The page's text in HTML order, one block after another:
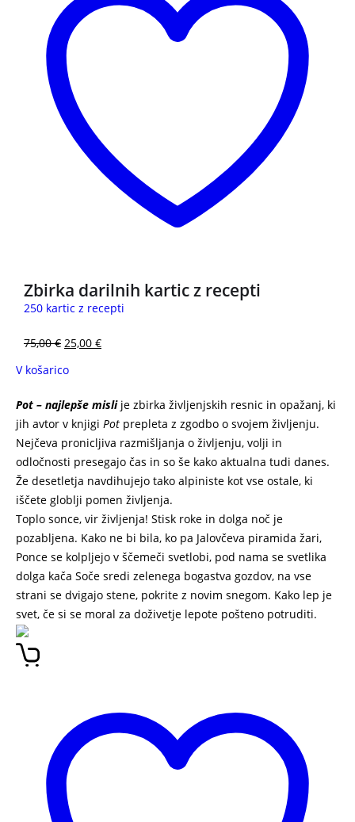
Zbirka darilnih kartic z recepti
250 kartic z recepti
75,00€ 25,00 €
V košarico
Pot – najlepše mislije zbirka življenjskih resnic in opažanj, ki
jih avtor v knjigi Pot prepleta z zgodbo o svojem življenju.
Nejčeva pronicljiva razmišljanja o življenju, volji in
odločnosti presegajo čas in so še kako aktualna tudi danes.
Že desetletja navdihujejo tako alpiniste kot vse ostale, ki
iščete globlji pomen življenja.
Toplo sonce, vir življenja! Stisk roke in dolga noč je
pozabljena. Kako ne bi bila, ko pa Jalovčeva piramida žari,
Ponce se kolpljejo v ščemeči svetlobi, pod nama se svetlika
dolga kača Soče sredi zelenega bogastva gozdov, na vse
strani se dvigajo stene, pokrite z novim snegom. Kako lep je
svet, če si se moral za doživetje lepote pošteno potruditi.